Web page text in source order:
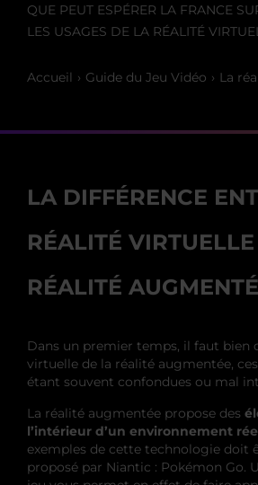
QUE PEUT ESPÉRER LA FRANCE
LES USAGES DE LA RÉALITÉ
Accueil Guide du Jeu Vidéo La
LA DIFFÉRENCE
RÉALITÉ
RÉALITÉ
Dans un premier temps, il faut bien
virtuelle de la réalité augmentée,
étant souvent confondues ou mal
La réalité augmentée propose des
l’intérieur d’un environnement
exemples de cette technologie doit
proposé par Niantic : Pokémon Go.